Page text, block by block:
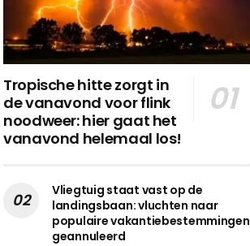
Tropische hitte zorgt in
de vanavond voor flink
noodweer: hier gaat het
vanavond helemaal los!
Vliegtuig staat vast op de
landingsbaan: vluchten naar
populaire vakantiebestemmingen
geannuleerd